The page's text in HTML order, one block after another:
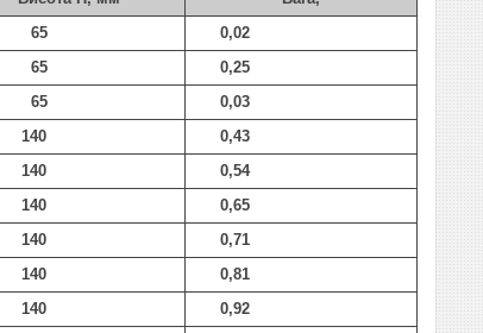
0,02
0,25
0,03
0,43
0,54
0,65
0,71
0,81
0,92